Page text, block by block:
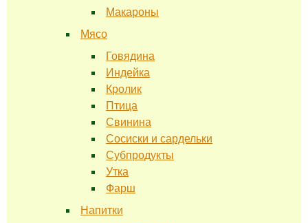
Макароны
Мясо
Говядина
Индейка
Кролик
Птица
Свинина
Сосиски и сардельки
Субпродукты
Утка
Фарш
Напитки